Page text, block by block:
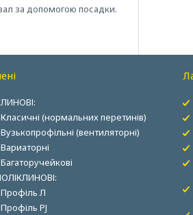
за допомогою посадки.
(нормальних перетинів)
(вентиляторні)
Л
PJ